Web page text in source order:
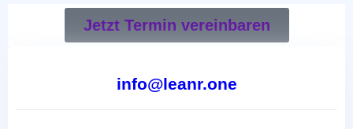
Jetzt Termin vereinbaren
info@leanr.one